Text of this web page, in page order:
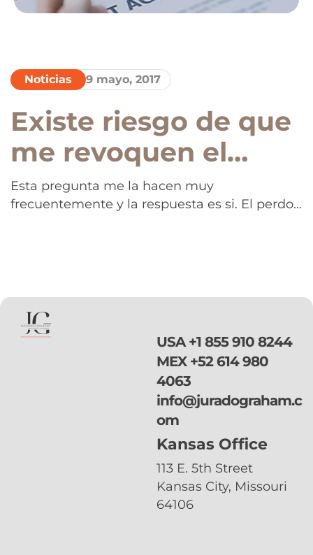
Noticias 9 mayo, 2017
Existe riesgo de que
me revoquen el
perdon provisional
una vez que salga a
Esta pregunta me la hacen muy
frecuentemente y la respuesta es si. El perdon
perdon provisional podria no servirte ya que
requeririas el perdon mas amplio que es el
perdon […]
USA+1 855 910 8244
MEX +52 614 980
4063
info@juradograham.c
om
Kansas Office
113 E. 5th Street
Kansas City, Missouri
64106